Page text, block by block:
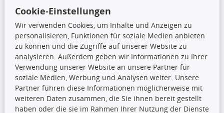
Dachgrundträger
Ersatzteile
Fahrradträger
Motoröle
Pflege- & Wartungsmittel
Schneeketten
Cookie-Einstellungen
Wir verwenden Cookies, um Inhalte und Anzeigen zu
personalisieren, Funktionen für soziale Medien anbieten
zu können und die Zugriffe auf unserer Website zu
analysieren. Außerdem geben wir Informationen zu Ihrer
Verwendung unserer Website an unsere Partner für
soziale Medien, Werbung und Analysen weiter. Unsere
Partner führen diese Informationen möglicherweise mit
weiteren Daten zusammen, die Sie ihnen bereit gestellt
haben oder die sie im Rahmen Ihrer Nutzung der Dienste